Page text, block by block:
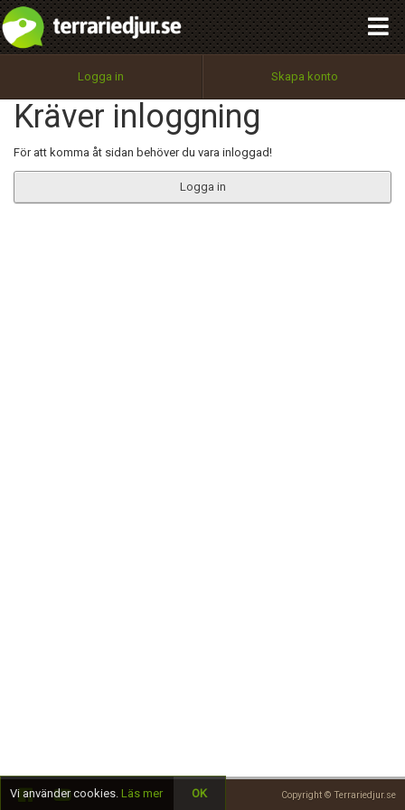
Logga in Skapa konto
Kräver inloggning
För att komma åt sidan behöver du vara inloggad!
Logga in
Copyright © Terrariedjur.se
Utför
100%
OK
integritetspolicy
Namn:
Epost:
Begär nytt lösenord
Tillbaka till förstasidan
Vi använder cookies. Läs mer OK